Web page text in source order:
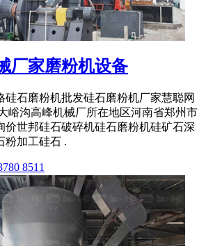
厂家磨粉机设备
硅石磨粉机批发硅石磨粉机厂家慧聪网
峪沟高峰机械厂所在地区河南省郑州市
价世邦硅石破碎机硅石磨粉机硅矿石深
粉加工硅石 .
8511